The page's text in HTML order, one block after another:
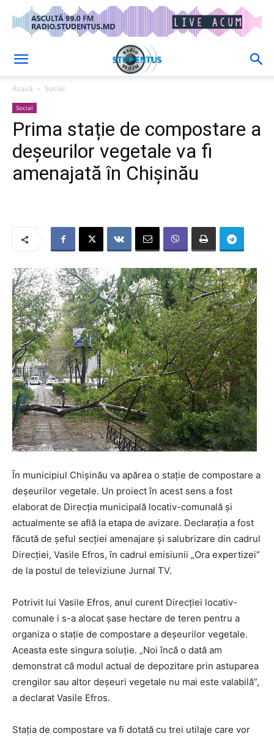
Acasă Social
Social
Prima stație de compostare a
deșeurilor vegetale va fi
amenajată în Chișinău
În municipiul Chișinău va apărea o stație de compostare a
deșeurilor vegetale. Un proiect în acest sens a fost
elaborat de Direcția municipală locativ-comunală și
actualmente se află la etapa de avizare. Declarația a fost
făcută de șeful secției amenajare și salubrizare din cadrul
Direcției, Vasile Efros, în cadrul emisiunii „Ora expertizei”
de la postul de televiziune Jurnal TV.
Potrivit lui Vasile Efros, anul curent Direcției locativ-
comunale i s-a alocat șase hectare de teren pentru a
organiza o stație de compostare a deșeurilor vegetale.
Aceasta este singura soluție. „Noi încă o dată am
demonstrat că modul actual de depozitare prin astuparea
crengilor sau altor deșeuri vegetale nu mai este valabilă”,
a declarat Vasile Efros.
Stația de compostare va fi dotată cu trei utilaje care vor